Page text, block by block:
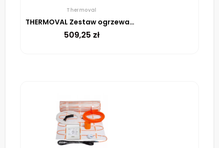
Thermoval
THERMOVAL Zestaw ogrzewania podłogowego – mata TV TO 2m² 170W/m² regulator TT 16 biały
509,25 zł